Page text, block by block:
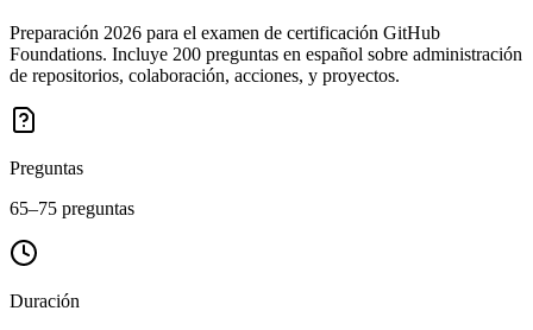
Preparación 2026 para el examen de certificación GitHub
Foundations. Incluye 200 preguntas en español sobre administración
de repositorios, colaboración, acciones, y proyectos.
Preguntas
65–75 preguntas
Duración